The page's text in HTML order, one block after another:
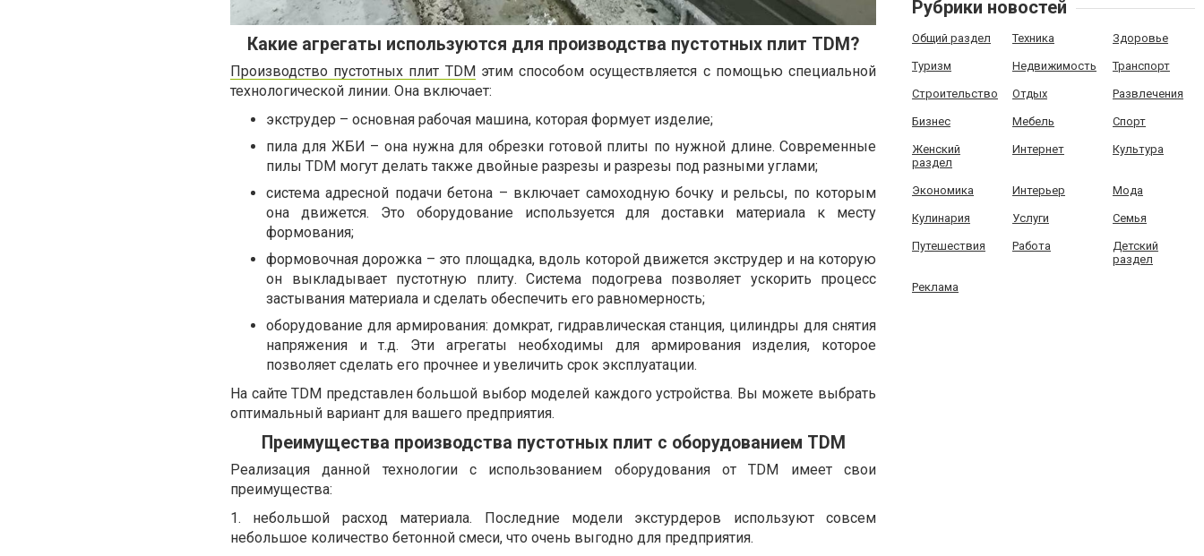
Какие агрегаты используются для производства пустотных плит TDM?
Производство пустотных плит TDMэтим способом осуществляется с помощью специальной
технологической линии. Она включает:
экструдер – основная рабочая машина, которая формует изделие;
пила для ЖБИ – она нужна для обрезки готовой плиты по нужной длине. Современные
пилы TDM могут делать также двойные разрезы и разрезы под разными углами;
система адресной подачи бетона – включает самоходную бочку и рельсы, по которым
она движется. Это оборудование используется для доставки материала к месту
формования;
формовочная дорожка – это площадка, вдоль которой движется экструдер и на которую
он выкладывает пустотную плиту. Система подогрева позволяет ускорить процесс
застывания материала и сделать обеспечить его равномерность;
оборудование для армирования: домкрат, гидравлическая станция, цилиндры для снятия
напряжения и т.д. Эти агрегаты необходимы для армирования изделия, которое
позволяет сделать его прочнее и увеличить срок эксплуатации.
На сайте TDM представлен большой выбор моделей каждого устройства. Вы можете выбрать
оптимальный вариант для вашего предприятия.
Преимущества производства пустотных плит с оборудованием TDM
Реализация данной технологии с использованием оборудования от TDM имеет свои
преимущества:
1. небольшой расход материала. Последние модели экстурдеров используют совсем
небольшое количество бетонной смеси, что очень выгодно для предприятия.
Рубрики новостей
Общий раздел Техника Здоровье
Туризм Недвижимость Транспорт
Строительство Отдых Развлечения
Бизнес Мебель Спорт
Женский
раздел
Интернет Культура
Экономика Интерьер Мода
Кулинария Услуги Семья
Путешествия Работа
Детский
раздел
Реклама